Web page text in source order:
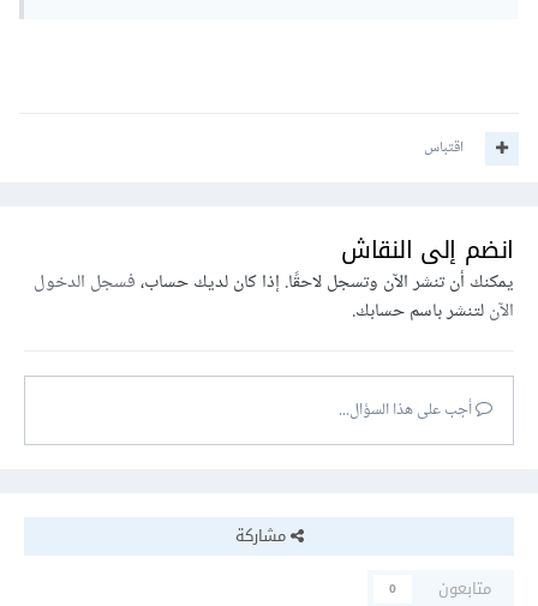
اقتباس
انضم إلى النقاش
يمكنك أن تنشر الآن وتسجل لاحقًا. إذا كان لديك حساب،فسجل الدخول
الآنلتنشر باسم حسابك.
أجب على هذا السؤال...
مشاركة
متابعون
0